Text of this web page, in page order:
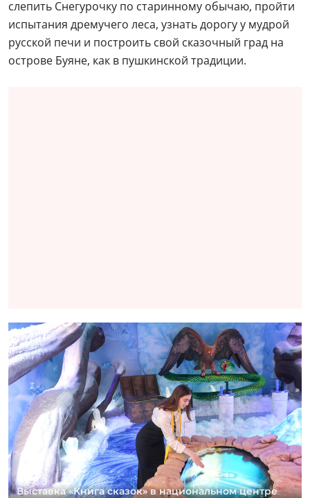
слепить Снегурочку по старинному обычаю, пройти
испытания дремучего леса, узнать дорогу у мудрой
русской печи и построить свой сказочный град на
острове Буяне, как в пушкинской традиции.
Выставка «Книга сказок» в национальном центре